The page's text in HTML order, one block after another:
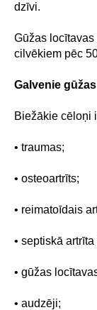
dzīvi.
Gūžas
cilvēkiem pēc
Galvenie
Biežākie cēloņi
• traumas;
• osteoartrīts;
• reimatoīdais
• septiskā
• gūžas
• audzēji;